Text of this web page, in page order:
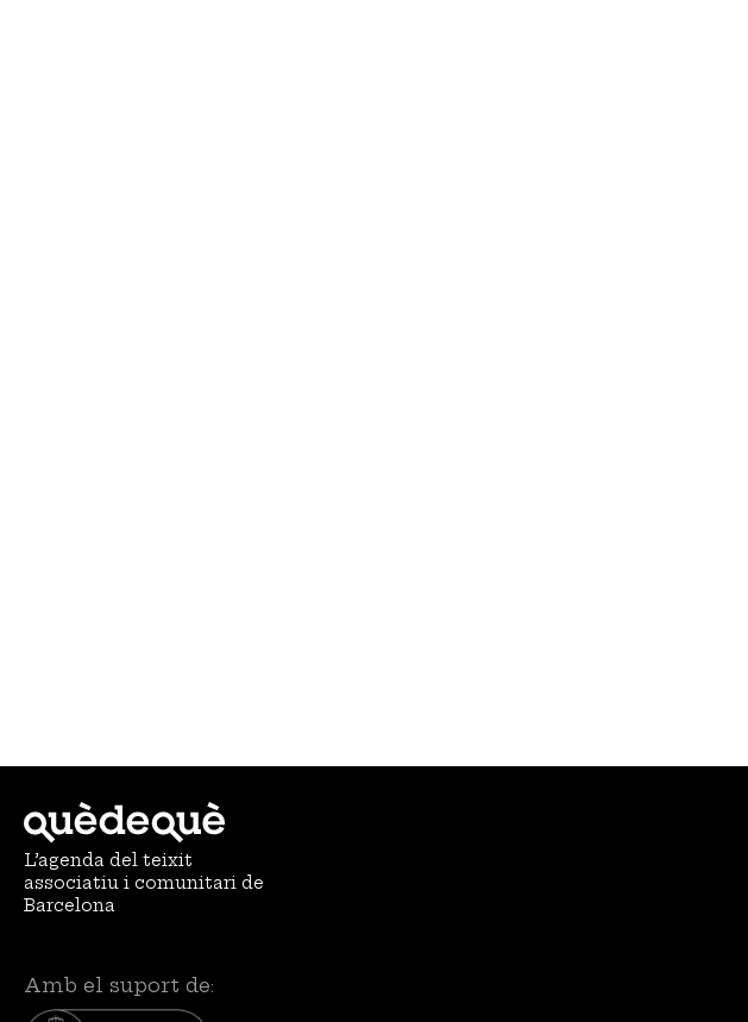
L’agenda del teixit
associatiu i comunitari de
Barcelona
Amb el suport de: